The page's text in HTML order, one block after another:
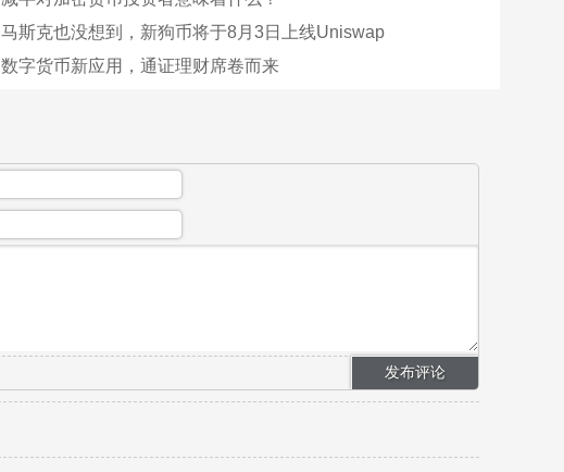
马斯克也没想到，新狗币将于8月3日上线Uniswap
数字货币新应用，通证理财席卷而来